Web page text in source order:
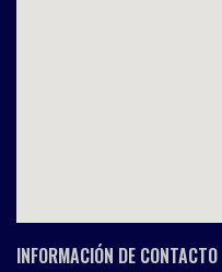
INFORMACIÓN DE CONTACTO